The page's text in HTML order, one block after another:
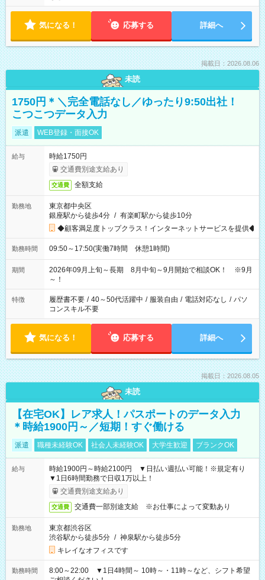
気になる！ 応募する 詳細へ
掲載日：2026.08.06
未読
1750円＊＼完全電話なし／ゆったり9:50出社！
こつこつデータ入力
派遣 WEB登録・面接OK
給与
時給1750円
交通費別途支給あり
交通費 全額支給
勤務地
東京都中央区
銀座駅から徒歩4分 / 有楽町駅から徒歩10分
◆顧客満足度トップクラス！インターネットサービスを提供◆
勤務時間 09:50～17:50(実働7時間 休憩1時間)
期間
2026年09月上旬～長期 8月中旬～9月開始で相談OK！ ※9月
～！
特徴 履歴書不要 / 40～50代活躍中 / 服装自由 / 電話対応なし / パソ
コンスキル不要
気になる！ 応募する 詳細へ
掲載日：2026.08.05
未読
【在宅OK】レア求人！パスポートのデータ入力
＊時給1900円～／短期！すぐ働ける
派遣 職種未経験OK 社会人未経験OK 大学生歓迎 ブランクOK
給与
時給1900円～時給2100円 ▼日払い週払い可能！※規定有り
▼1日6時間勤務で日収1万以上！
交通費別途支給あり
交通費 交通費一部別途支給 ※お仕事によって変動あり
勤務地
東京都渋谷区
渋谷駅から徒歩5分 / 神泉駅から徒歩5分
キレイなオフィスです
勤務時間
8:00～22:00 ▼1日4時間～ 10時～・11時～など、シフト希望